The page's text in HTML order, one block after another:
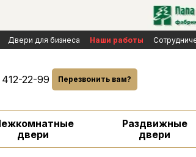
Двери для бизнеса Наши работы
Обмен и возврат Договор публичной оферты
22-99 Перезвонить вам?
двери
Раздвижные
двери